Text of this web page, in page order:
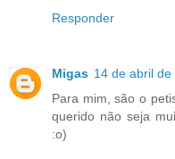
Responder
Migas 14 de abril de
Para mim, são o
querido não seja
:o)